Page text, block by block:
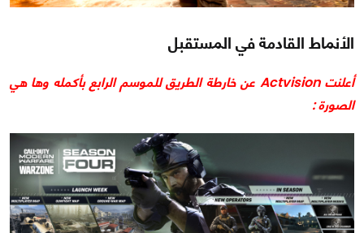
الأنماط القادمة في المستقبل
أعلنت Actvision عن خارطة الطريق للموسم الرابع بأكمله وها هي
الصورة :